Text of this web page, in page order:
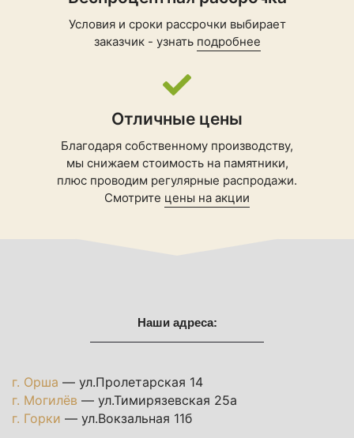
Условия и сроки рассрочки выбирает
заказчик - узнать подробнее
Отличные цены
Благодаря собственному производству,
мы снижаем стоимость на памятники,
плюс проводим регулярные распродажи.
Смотрите цены на акции
Наши адреса:
г. Орша — ул.Пролетарская 14
г. Могилёв — ул.Тимирязевская 25а
г. Горки — ул.Вокзальная 11б